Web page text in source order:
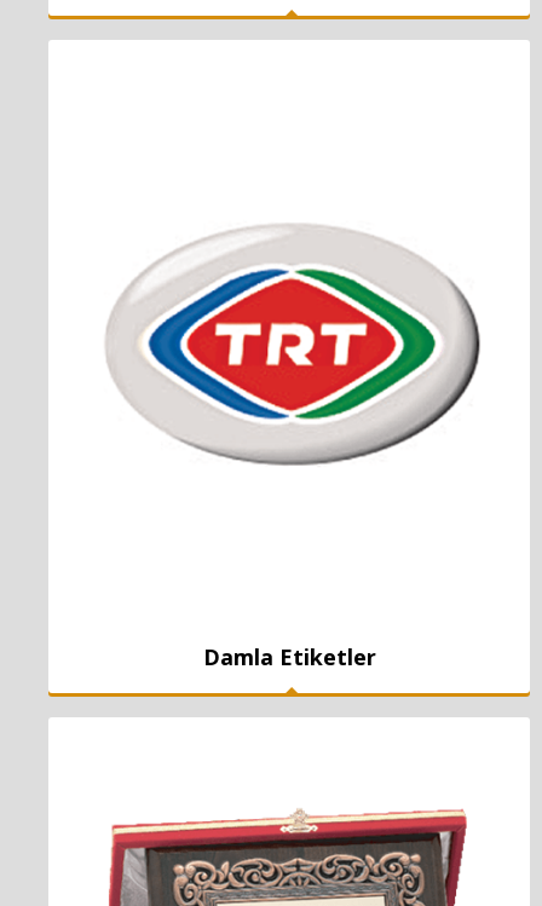
Damla Etiketler